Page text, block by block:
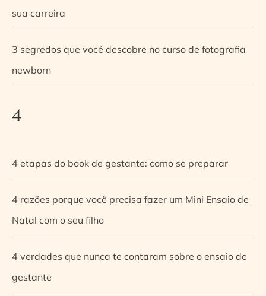
sua carreira
3 segredos que você descobre no curso de fotografia
newborn
4
4 etapas do book de gestante: como se preparar
4 razões porque você precisa fazer um Mini Ensaio de
Natal com o seu filho
4 verdades que nunca te contaram sobre o ensaio de
gestante